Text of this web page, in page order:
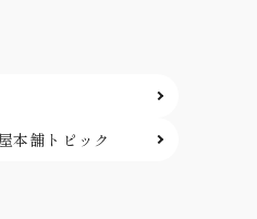
本舗 トピック